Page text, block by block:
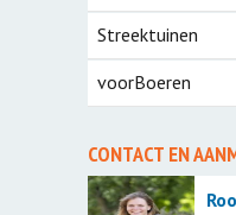
Streektuinen
voorBoeren
CONTACT EN